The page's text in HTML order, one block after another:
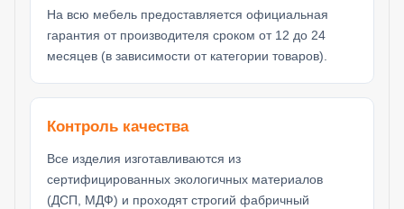
На всю мебель предоставляется официальная
гарантия от производителя сроком от 12 до 24
месяцев (в зависимости от категории товаров).
Контроль качества
Все изделия изготавливаются из
сертифицированных экологичных материалов
(ДСП, МДФ) и проходят строгий фабричный